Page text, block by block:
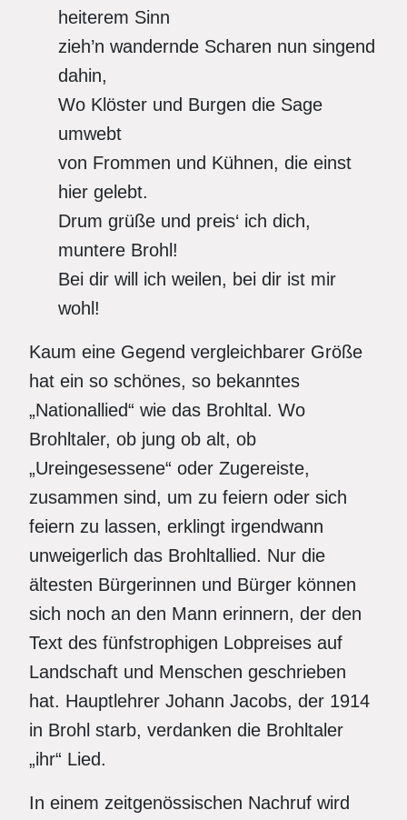
heiterem Sinn
zieh’n wandernde Scharen nun singend
dahin,
Wo Klöster und Burgen die Sage
umwebt
von Frommen und Kühnen, die einst
hier gelebt.
Drum grüße und preis‘ ich dich,
muntere Brohl!
Bei dir will ich weilen, bei dir ist mir
wohl!
Kaum eine Gegend vergleichbarer Größe
hat ein so schönes, so bekanntes
„Nationallied“ wie das Brohltal. Wo
Brohltaler, ob jung ob alt, ob
„Ureingesessene“ oder Zugereiste,
zusammen sind, um zu feiern oder sich
feiern zu lassen, erklingt irgendwann
unweigerlich das Brohltallied. Nur die
ältesten Bürgerinnen und Bürger können
sich noch an den Mann erinnern, der den
Text des fünfstrophigen Lobpreises auf
Landschaft und Menschen geschrieben
hat. Hauptlehrer Johann Jacobs, der 1914
in Brohl starb, verdanken die Brohltaler
„ihr“ Lied.
In einem zeitgenössischen Nachruf wird